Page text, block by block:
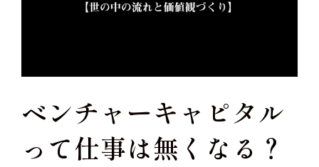
ベンチャーキャピタル
って仕事は無くなる？